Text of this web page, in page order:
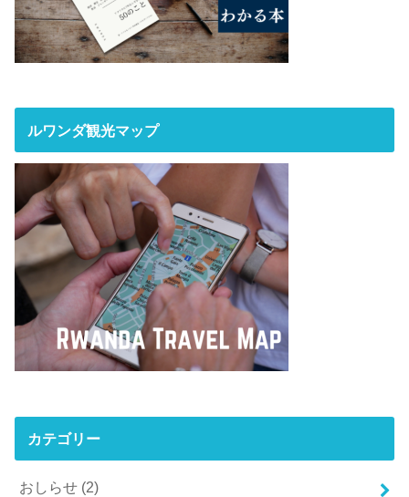
ルワンダ観光マップ
カテゴリー
おしらせ (2)